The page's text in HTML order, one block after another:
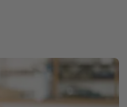
erfahren